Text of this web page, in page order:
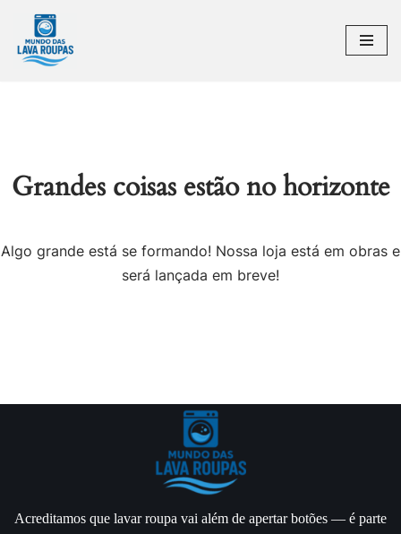
Pular
Grandes coisas estão no horizonte
Algo grande está se formando! Nossa loja está em obras e
será lançada em breve!
Acreditamos que lavar roupa vai além de apertar botões — é parte